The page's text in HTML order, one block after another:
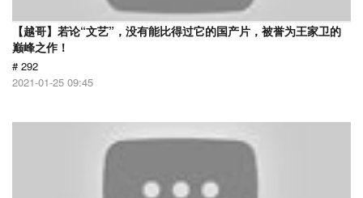
【越哥】若论“文艺”，没有能比得过它的国产片，被誉为王家卫的
巅峰之作！
# 292
2021-01-25 09:45